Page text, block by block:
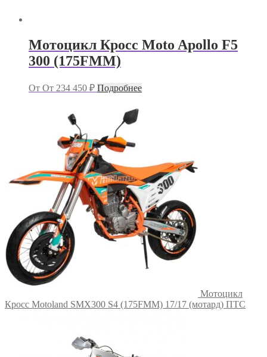
Мотоцикл Кросс Moto Apollo F5
300 (175FMM)
От От 234 450 ₽ Подробнее
Мотоцикл
Кросс Motoland SMX300 S4 (175FMM) 17/17 (мотард) ПТС